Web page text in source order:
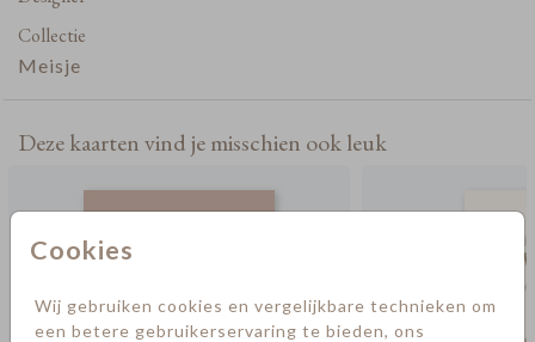
Cookies
Wij gebruiken cookies en vergelijkbare technieken om
een betere gebruikerservaring te bieden, ons
Collectie
Meisje
Deze kaarten vind je misschien ook leuk